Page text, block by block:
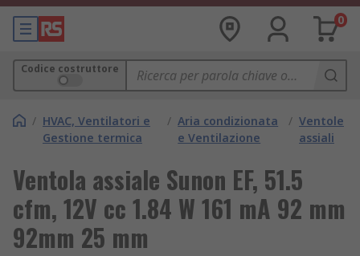
0
Codice costruttore
/ HVAC, Ventilatori e
Gestione termica
/ Aria condizionata
e Ventilazione
/ Ventole
assiali
Ventola assiale Sunon EF, 51.5
cfm, 12V cc 1.84 W 161 mA 92 mm
92mm 25 mm